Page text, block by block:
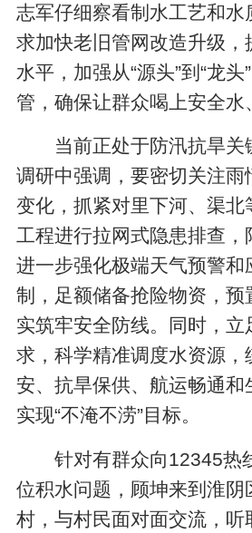
志军仔细察看制水工艺和水
求加快老旧管网改造升级，
水平，加强从“源头”到“龙
管，确保让群众喝上安全水
当前正处于防汛抗旱关
调研中强调，要密切关注雨
变化，抓紧对里下河、渠北
工程进行拉网式隐患排查，
进一步强化极端天气预警和
制，足额储备抢险物资，预
实筑牢安全防线。同时，立
求，科学精准调度水资源，
安、抗旱保供、航运畅通和
实现“不淹不涝”目标。
针对有群众向12345热
位积水问题，顾坤来到淮阴
村，与村民面对面交流，听